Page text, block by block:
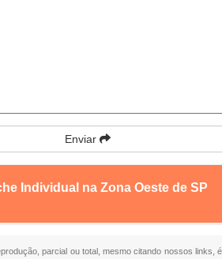
Enviar
Individual na Zona Oeste de SP
parcial ou total, mesmo citando nossos